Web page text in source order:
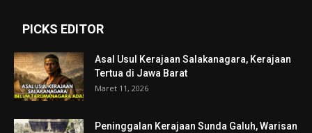
PICKS EDITOR
Asal Usul Kerajaan Salakanagara, Kerajaan
Tertua di Jawa Barat
Maret 11, 2026
Peninggalan Kerajaan Sunda Galuh, Warisan